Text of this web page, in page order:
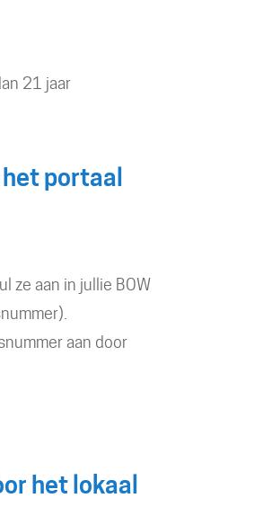
21 jaar
het portaal
ze aan in jullie BOW
aan door
het lokaal